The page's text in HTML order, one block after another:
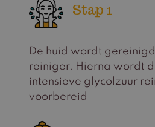
Stap 1
De huid wordt
reiniger. Hierna wordt
intensieve glycolzuur
voorbereid